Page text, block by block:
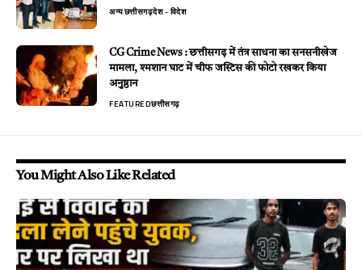
अन्यछत्तीसगढ़देश - विदेश
CG Crime News : छत्तीसगढ़ में तंत्र साधना का सनसनीखेज
मामला, श्मशान घाट में चीफ जस्टिस की फोटो रखकर किया
अनुष्ठान
FEATUREDछत्तीसगढ़
You Might Also Like Related